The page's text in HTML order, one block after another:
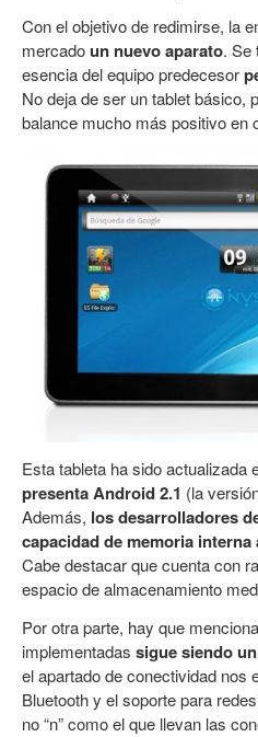
Con el objetivo de redimirse, la
mercadoun nuevo aparato. Se
esencia del equipo predecesor
No deja de ser un tablet básico,
balance mucho más positivo en
Esta tableta ha sido actualizada
presenta Android 2.1 (la
Además, los desarrolladores
capacidad de memoria interna
Cabe destacar que cuenta con
espacio de almacenamiento
Por otra parte, hay que
implementadas sigue siendo
el apartado de conectividad nos
Bluetooth y el soporte para
no “n” como el que llevan las